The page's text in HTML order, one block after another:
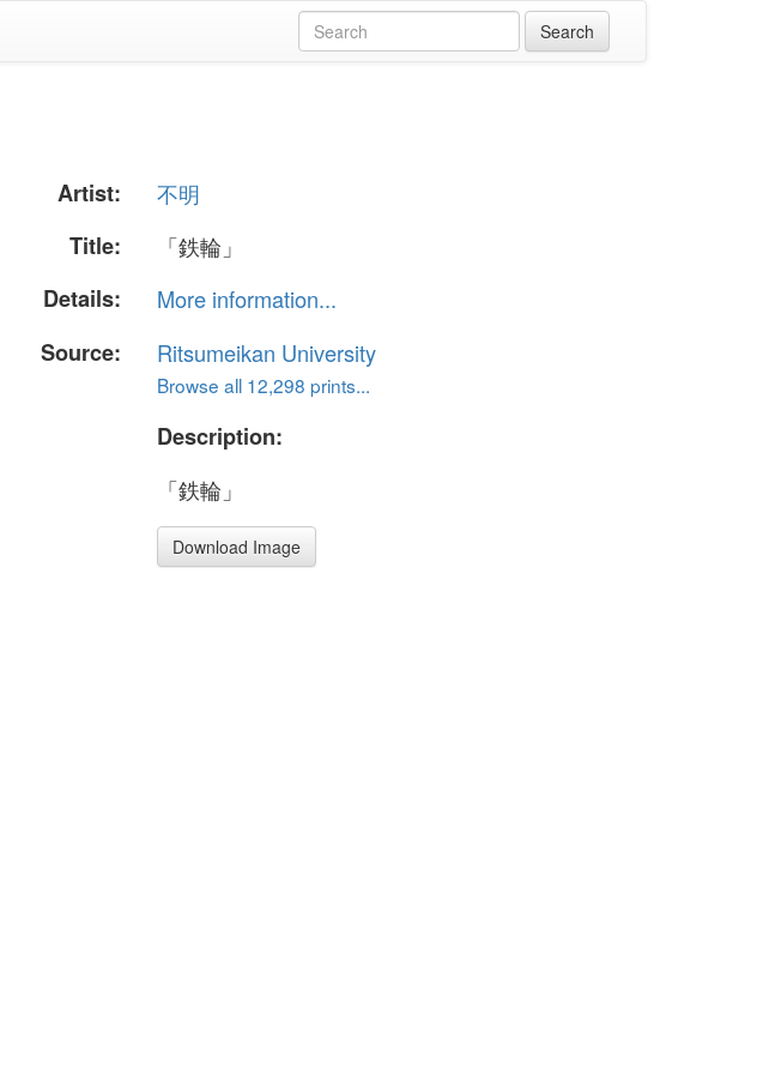
Artist:
不明
Title:
「鉄輪」
Details:
More information...
Source:
Ritsumeikan University
Browse all 12,298 prints...
Description:
「鉄輪」
Download Image